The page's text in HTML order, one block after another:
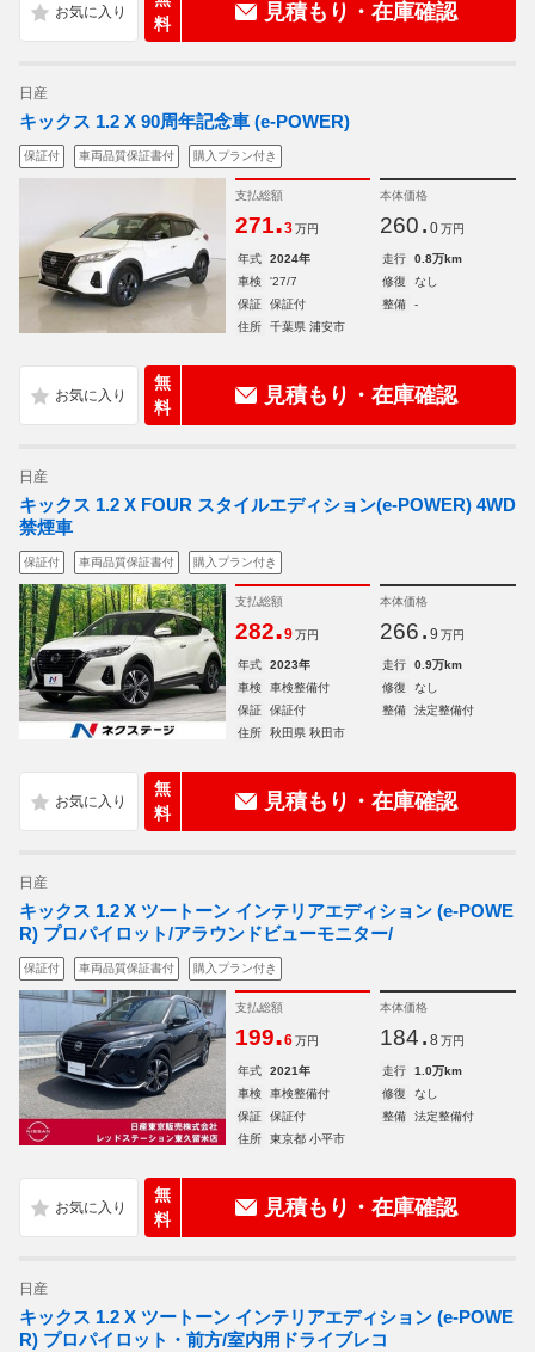
料
見積もり・在庫確認
日産
キックス 1.2 X 90周年記念車 (e-POWER)
保証付 車両品質保証書付 購入プラン付き
支払総額
271.3 万円
本体価格
260. 0 万円
年式 2024年 走行
0.8万km
車検
'27/7 修復
なし
保証
保証付 整備
-
住所
千葉県 浦安市
無
料
見積もり・在庫確認
日産
キックス 1.2 X FOUR スタイルエディション(e-POWER) 4WD
禁煙車
保証付 車両品質保証書付 購入プラン付き
支払総額
282.9 万円
本体価格
266. 9 万円
年式 2023年 走行
0.9万km
車検
車検整備付 修復
なし
保証
保証付 整備
法定整備付
住所
秋田県 秋田市
無
料
見積もり・在庫確認
日産
キックス 1.2 X ツートーン インテリアエディション (e-POWE
R) プロパイロット/アラウンドビューモニター/
保証付 車両品質保証書付 購入プラン付き
支払総額
199.6 万円
本体価格
184. 8 万円
年式 2021年 走行
1.0万km
車検
車検整備付 修復
なし
保証
保証付 整備
法定整備付
住所
東京都 小平市
無
料
見積もり・在庫確認
日産
キックス 1.2 X ツートーン インテリアエディション (e-POWE
R) プロパイロット・前方/室内用ドライブレコ